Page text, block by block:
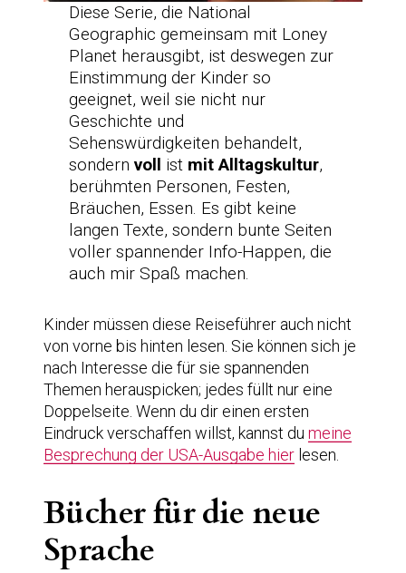
Diese Serie, die National
Geographic gemeinsam mit Loney
Planet herausgibt, ist deswegen zur
Einstimmung der Kinder so
geeignet, weil sie nicht nur
Geschichte und
Sehenswürdigkeiten behandelt,
sondernvoll ist mit Alltagskultur,
berühmten Personen, Festen,
Bräuchen, Essen. Es gibt keine
langen Texte, sondern bunte Seiten
voller spannender Info-Happen, die
auch mir Spaß machen.
Kinder müssen diese Reiseführer auch nicht
von vorne bis hinten lesen. Sie können sich je
nach Interesse die für sie spannenden
Themen herauspicken; jedes füllt nur eine
Doppelseite. Wenn du dir einen ersten
Eindruck verschaffen willst, kannst du meine
Besprechung der USA-Ausgabe hier lesen.
Bücher für die neue
Sprache